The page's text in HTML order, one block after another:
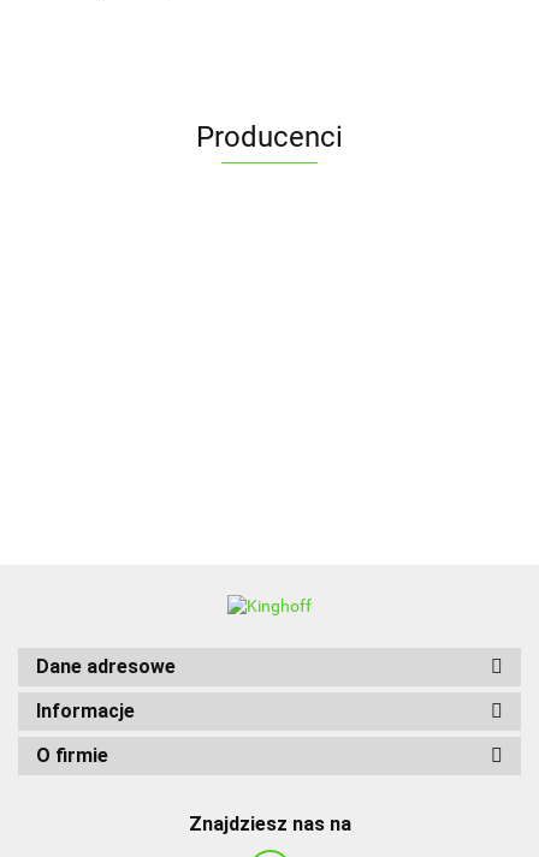
Producenci
Dane adresowe
Informacje
O firmie
Znajdziesz nas na